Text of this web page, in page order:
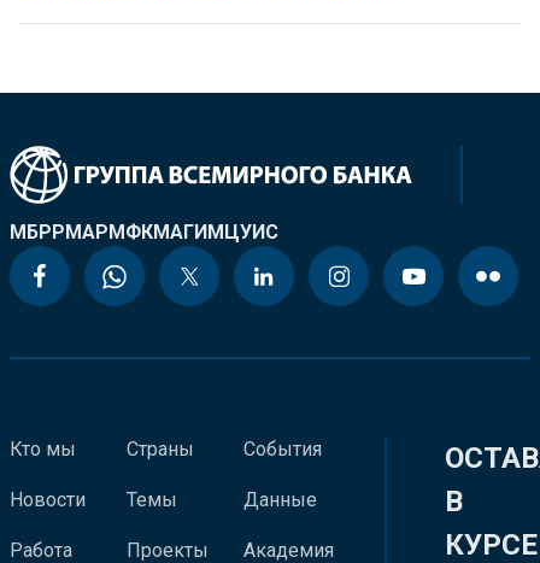
МБРРМАРМФКМАГИМЦУИС
Кто мы
Новости
Работа
Страны
Темы
Проекты
События
Данные
Академия
В
КУРСЕ